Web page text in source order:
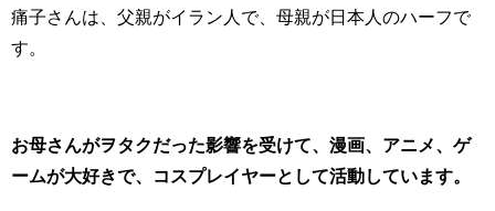
痛子さんは、父親がイラン人で、母親が日本人のハーフで
す。
お母さんがヲタクだった影響を受けて、漫画、アニメ、ゲ
ームが大好きで、コスプレイヤーとして活動しています。